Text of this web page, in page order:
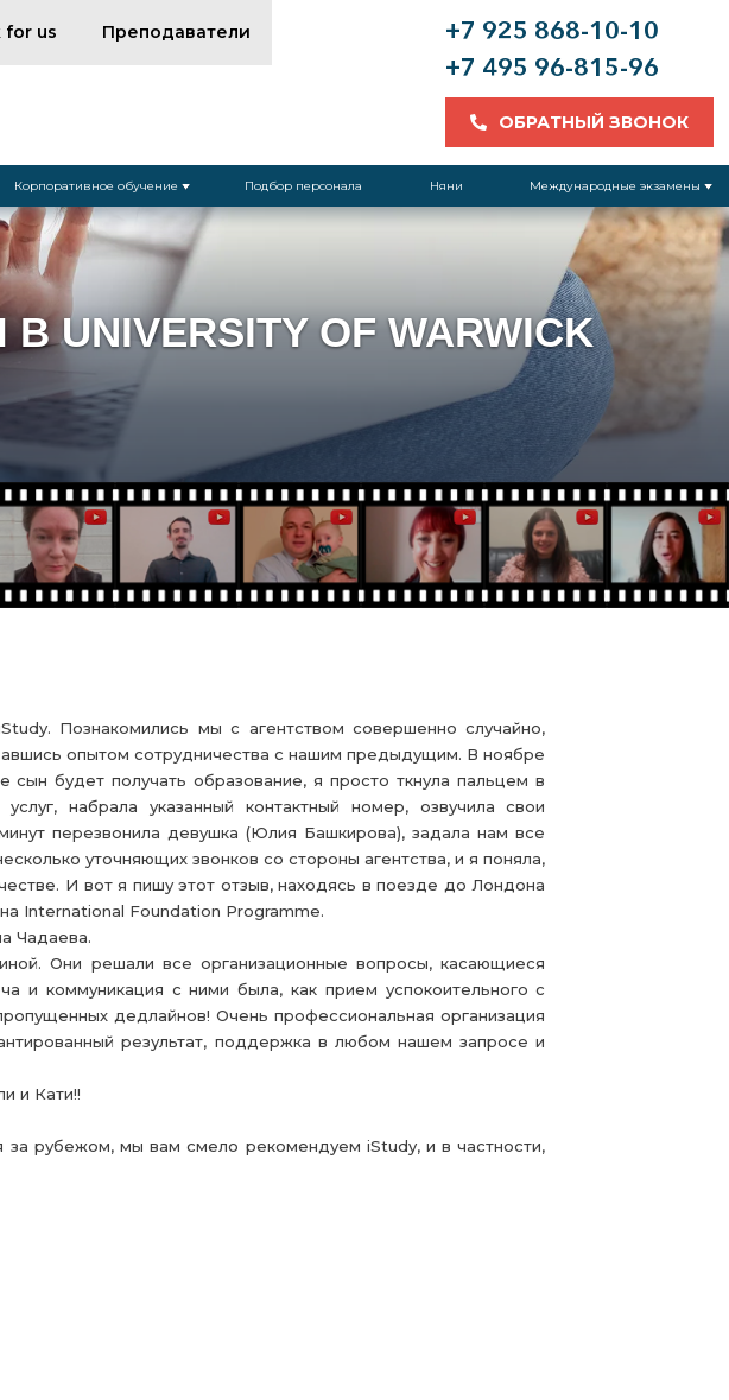
for us Преподаватели
+7 925 868-10-10
+7 495 96-815-96
ОБРАТНЫЙ ЗВОНОК
Корпоративное обучение Подбор персонала Няни Международные экзамены
OF WARWICK
Познакомились мы с агентством совершенно случайно,
опытом сотрудничества с нашим предыдущим. В ноябре
будет получать образование, я просто ткнула пальцем в
набрала указанный контактный номер, озвучила свои
перезвонила девушка (Юлия Башкирова), задала нам все
уточняющих звонков со стороны агентства, и я поняла,
И вот я пишу этот отзыв, находясь в поезде до Лондона
International Foundation Programme.
Чадаева.
Они решали все организационные вопросы, касающиеся
и коммуникация с ними была, как прием успокоительного с
дедлайнов! Очень профессиональная организация
результат, поддержка в любом нашем запросе и
и Кати!!
рубежом, мы вам смело рекомендуем iStudy, и в частности,